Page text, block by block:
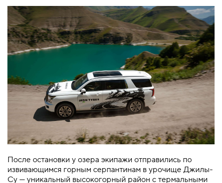
После остановки у озера экипажи отправились по
извивающимся горным серпантинам в урочище Джилы-
Су — уникальный высокогорный район с термальными